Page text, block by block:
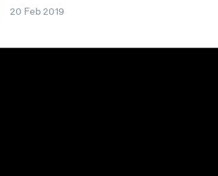
20 Feb 2019